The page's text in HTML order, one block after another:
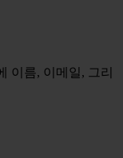
이름, 이메일, 그리